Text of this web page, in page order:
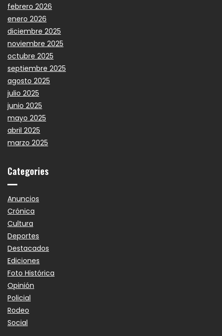
febrero 2026
enero 2026
diciembre 2025
noviembre 2025
octubre 2025
septiembre 2025
agosto 2025
julio 2025
junio 2025
mayo 2025
abril 2025
marzo 2025
Categories
Anuncios
Crónica
Cultura
Deportes
Destacados
Ediciones
Foto Histórica
Opinión
Policial
Rodeo
Social